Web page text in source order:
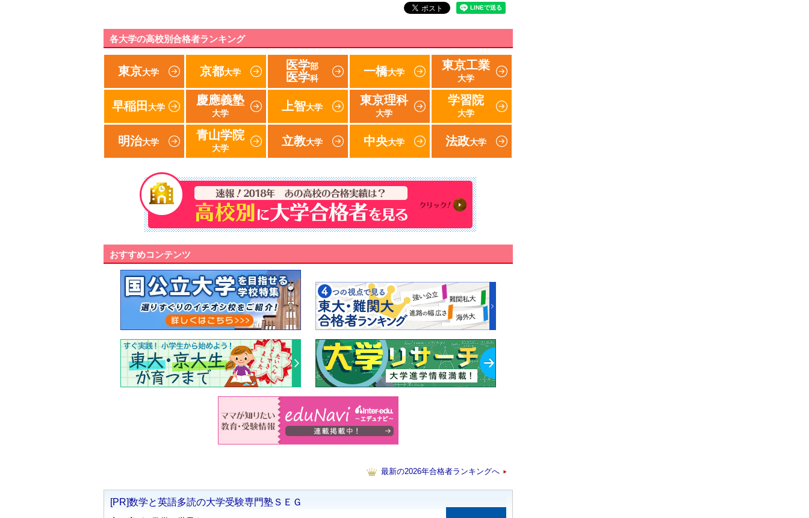
各大学の高校別合格者ランキング
東京大学 京都大学
医学部
医学科
一橋大学
東京工業
大学
早稲田 大学
慶應義塾
大学
上智大学
東京理科
大学
学習院
大学
明治大学
青山学院
大学
立教大学 中央大学 法政大学
おすすめコンテンツ
最新の2026年合格者ランキングへ